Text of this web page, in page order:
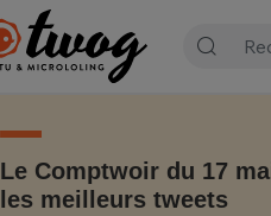
Le Comptwoir du 17
les meilleurs tweets